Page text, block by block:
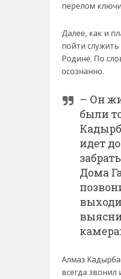
перелом
Далее, как и
пойти
Родине. По
осознанно.
– Он
были
идет
Дома
Алмаз
всегда